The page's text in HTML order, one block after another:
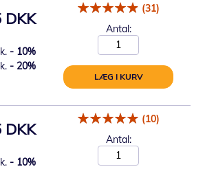
DKK
- 10%
- 20%
(31)
Antal:
LÆG I KURV
DKK
- 10%
(10)
Antal: